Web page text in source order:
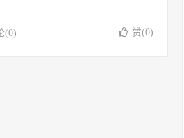
(0) 赞(0)